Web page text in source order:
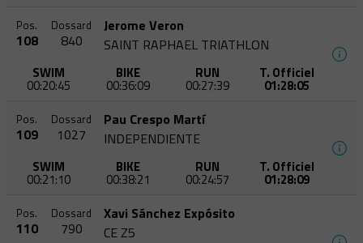
Pos.
108
Dossard
840
Jerome Veron
SAINT RAPHAEL TRIATHLON
SWIM
00:20:45
BIKE
00:36:09
RUN
00:27:39
T. Officiel
01:28:05
Pos.
109
Dossard
1027
Pau Crespo Martí
INDEPENDIENTE
SWIM
00:21:10
BIKE
00:38:21
RUN
00:24:57
T. Officiel
01:28:09
Pos.
110
Dossard
790
Xavi Sánchez Expósito
CE Z5